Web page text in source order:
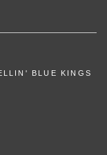
BLUE KINGS